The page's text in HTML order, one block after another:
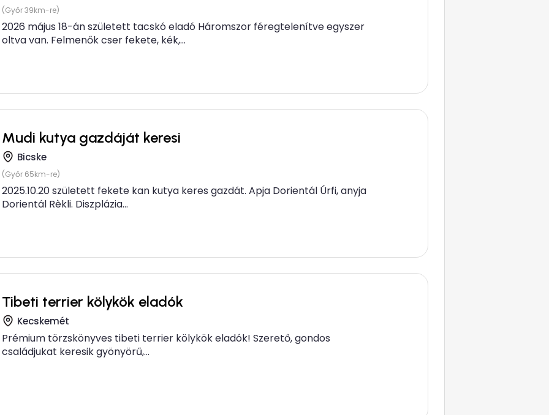
(Győr 39km-re)
2026 május 18-án született tacskó eladó Háromszor féregtelenítve egyszer
oltva van. Felmenők cser fekete, kék,...
Mudi kutya gazdáját keresi
Bicske
(Győr 65km-re)
2025.10.20 született fekete kan kutya keres gazdát. Apja Dorientál Úrfi, anyja
Dorientál Rèkli. Diszplázia...
Tibeti terrier kölykök eladók
Kecskemét
Prémium törzskönyves tibeti terrier kölykök eladók! Szerető, gondos
családjukat keresik gyönyörű,...